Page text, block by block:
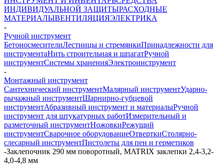
ИНДИВИДУАЛЬНОЙ ЗАЩИТЫРАСХОДНЫЕ
МАТЕРИАЛЫВЕНТИЛЯЦИЯЭЛЕКТРИКА
-
Ручной инструмент
БетоносмесителиЛестницы и стремянкиПринадлежности для
инструментаНить строительная и шпагатРучной
инструментСистемы храненияЭлектроинструмент
-
Монтажный инструмент
Сантехнический инструментМалярный инструментУдарно-
рычажный инструментШарнирно-губцевой
инструментАбразивный инструмент и материалыРучной
инструмент для штукатурных работИзмерительный и
разметочный инструментНожовкиРежущий
инструментСварочное оборудованиеОтверткиСтолярно-
слесарный инструментПистолеты для пен и герметиков
-Заклепочник 290 мм поворотный, MATRIX заклепки 2,4-3,2-
4,0-4,8 мм